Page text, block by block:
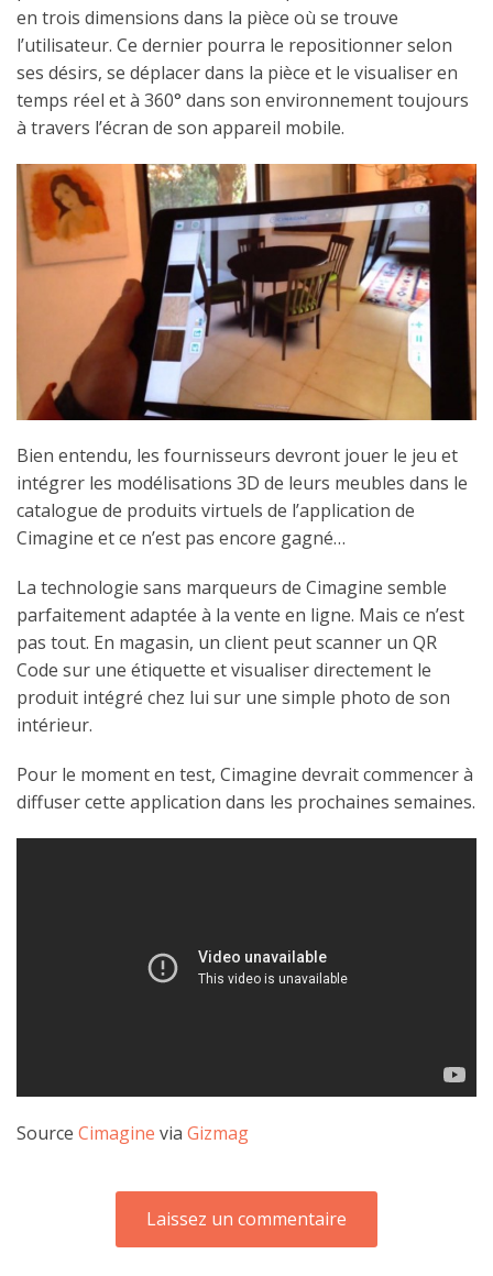
en trois dimensions dans la pièce où se trouve
l’utilisateur. Ce dernier pourra le repositionner selon
ses désirs, se déplacer dans la pièce et le visualiser en
temps réel et à 360° dans son environnement toujours
à travers l’écran de son appareil mobile.
Bien entendu, les fournisseurs devront jouer le jeu et
intégrer les modélisations 3D de leurs meubles dans le
catalogue de produits virtuels de l’application de
Cimagine et ce n’est pas encore gagné…
La technologie sans marqueurs de Cimagine semble
parfaitement adaptée à la vente en ligne. Mais ce n’est
pas tout. En magasin, un client peut scanner un QR
Code sur une étiquette et visualiser directement le
produit intégré chez lui sur une simple photo de son
intérieur.
Pour le moment en test, Cimagine devrait commencer à
diffuser cette application dans les prochaines semaines.
Source Cimagine via Gizmag